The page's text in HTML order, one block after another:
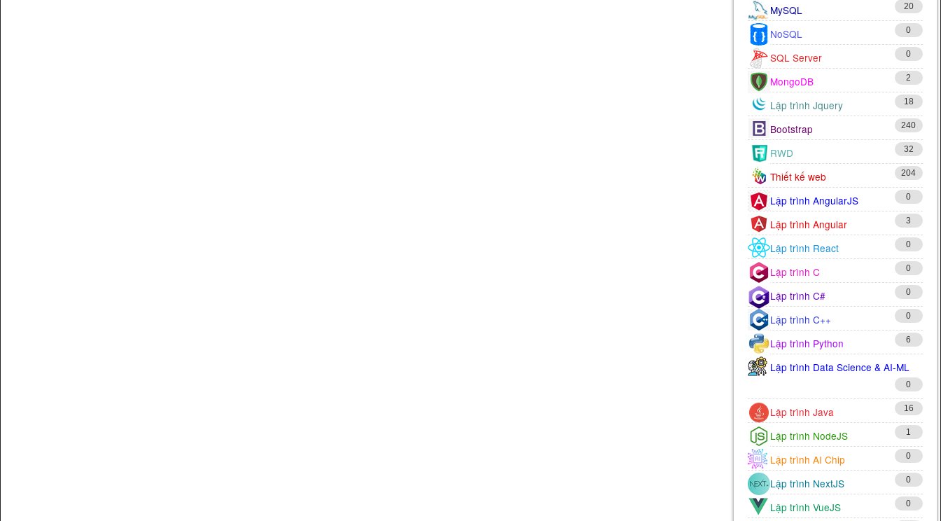
MySQL 20
NoSQL 0
SQL Server 0
MongoDB 2
Lập trình Jquery 18
Bootstrap 240
RWD 32
Thiết kế web 204
Lập trình AngularJS 0
Lập trình Angular 3
Lập trình React 0
Lập trình C 0
Lập trình C# 0
Lập trình C++ 0
Lập trình Python 6
Lập trình Data Science & AI-ML
0
Lập trình Java 16
Lập trình NodeJS 1
Lập trình AI Chip 0
Lập trình NextJS 0
Lập trình VueJS 0